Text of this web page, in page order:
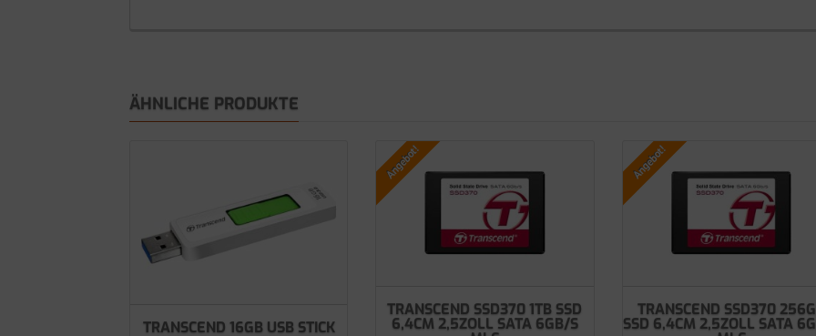
ÄHNLICHE PRODUKTE
TRANSCEND 16GB USB STICK
Angebot!
TRANSCEND SSD370 1TB SSD
6,4CM 2,5ZOLL SATA 6GB/S
Angebot!
TRANSCEND SSD370
SSD 6,4CM 2,5ZOLL SATA